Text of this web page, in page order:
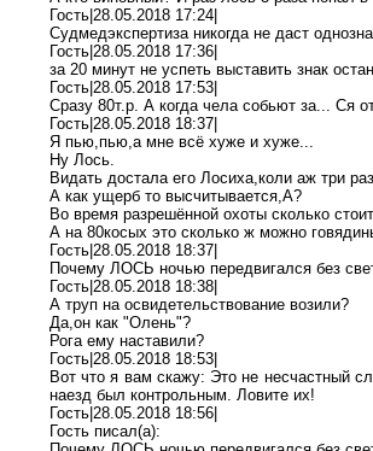
Гость|28.05.2018 17:24|
Судмедэкспертизаникогда не даст
Гость|28.05.2018 17:36|
за 20 минут не успеть выставить знак
Гость|28.05.2018 17:53|
Сразу 80т.р. А когда чела собьют за... Ся
Гость|28.05.2018 18:37|
Я пью,пью,амне всё хуже и хуже...
Ну Лось.
Видать достала его Лосиха,коли аж три
А как ущерб то высчитывается,А?
Во время разрешённой охоты сколько
А на 80косых это сколько ж можно
Гость|28.05.2018 18:37|
Почему ЛОСЬ ночью передвигался без
Гость|28.05.2018 18:38|
А труп на освидетельствование возили?
Да,он как "Олень"?
Рога ему наставили?
Гость|28.05.2018 18:53|
Вот что я вам скажу: Это не несчастный
наезд был контрольным. Ловите их!
Гость|28.05.2018 18:56|
Гость писал(a):